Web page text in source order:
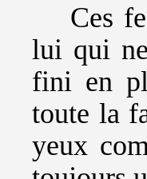
Ces
lui qui
fini en
toute la
yeux